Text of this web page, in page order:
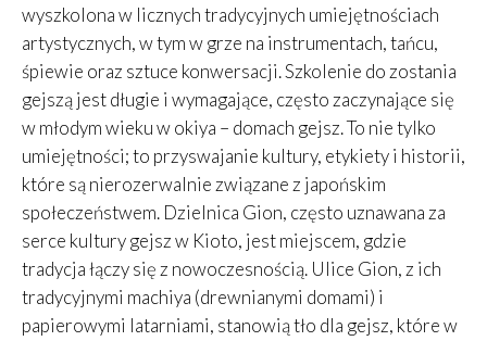
wyszkolona w licznych tradycyjnych umiejętnościach
artystycznych, w tym w grze na instrumentach, tańcu,
śpiewie oraz sztuce konwersacji. Szkolenie do zostania
gejszą jest długie i wymagające, często zaczynające się
w młodym wieku w okiya – domach gejsz. To nie tylko
umiejętności; to przyswajanie kultury, etykiety i historii,
które są nierozerwalnie związane z japońskim
społeczeństwem. Dzielnica Gion, często uznawana za
serce kultury gejsz w Kioto, jest miejscem, gdzie
tradycja łączy się z nowoczesnością. Ulice Gion, z ich
tradycyjnymi machiya (drewnianymi domami) i
papierowymi latarniami, stanowią tło dla gejsz, które w